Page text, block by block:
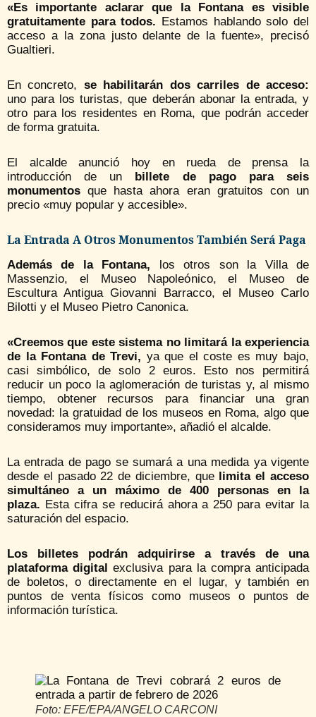
«Es importante aclarar que la Fontana es visible
gratuitamente para todos. Estamos hablando solo del
acceso a la zona justo delante de la fuente», precisó
Gualtieri.
En concreto, se habilitarán dos carriles de acceso:
uno para los turistas, que deberán abonar la entrada, y
otro para los residentes en Roma, que podrán acceder
de forma gratuita.
El alcalde anunció hoy en rueda de prensa la
introducción de un billete de pago para seis
monumentosque hasta ahora eran gratuitos con un
precio «muy popular y accesible».
La Entrada A Otros Monumentos También Será Paga
Además de la Fontana, los otros son la Villa de
Massenzio, el Museo Napoleónico, el Museo de
Escultura Antigua Giovanni Barracco, el Museo Carlo
Bilotti y el Museo Pietro Canonica.
«Creemos que este sistema no limitará la experiencia
de la Fontana de Trevi, ya que el coste es muy bajo,
casi simbólico, de solo 2 euros. Esto nos permitirá
reducir un poco la aglomeración de turistas y, al mismo
tiempo, obtener recursos para financiar una gran
novedad: la gratuidad de los museos en Roma, algo que
consideramos muy importante», añadió el alcalde.
La entrada de pago se sumará a una medida ya vigente
desde el pasado 22 de diciembre, quelimita el acceso
simultáneo a un máximo de 400 personas en la
plaza. Esta cifra se reducirá ahora a 250 para evitar la
saturación del espacio.
Los billetes podrán adquirirse a través de una
plataforma digitalexclusiva para la compra anticipada
de boletos, o directamente en el lugar, y también en
puntos de venta físicos como museos o puntos de
información turística.
Foto: EFE/EPA/ANGELO CARCONI